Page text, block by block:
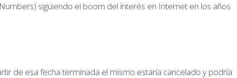
siguiendo el boom del interés en Internet en los años
de esa fecha terminada el mismo estaría cancelado y podría